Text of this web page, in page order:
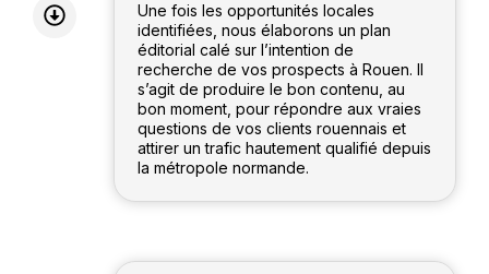
Une fois les opportunités locales
identifiées, nous élaborons un plan
éditorial calé sur l’intention de
recherche de vos prospects à Rouen. Il
s’agit de produire le bon contenu, au
bon moment, pour répondre aux vraies
questions de vos clients rouennais et
attirer un trafic hautement qualifié depuis
la métropole normande.